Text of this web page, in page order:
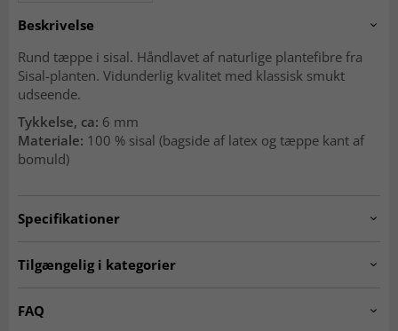
Beskrivelse
Rund tæppe i sisal. Håndlavet af naturlige plantefibre fra
Sisal-planten. Vidunderlig kvalitet med klassisk smukt
udseende.
Tykkelse, ca: 6 mm
Materiale: 100 % sisal (bagside af latex og tæppe kant af
bomuld)
Specifikationer
Tilgængelig i kategorier
FAQ